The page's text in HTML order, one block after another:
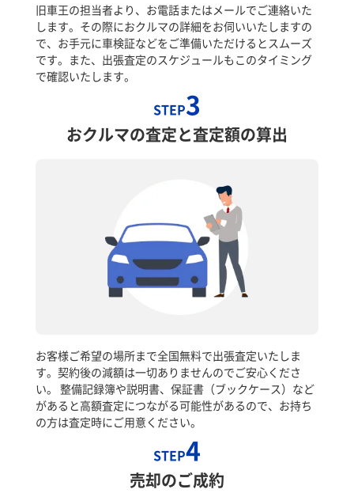
旧車王の担当者より、お電話またはメールでご連絡いた
します。その際におクルマの詳細をお伺いいたしますの
で、お手元に車検証などをご準備いただけるとスムーズ
です。また、出張査定のスケジュールもこのタイミング
で確認いたします。
STEP3
おクルマの査定と査定額の算出
お客様ご希望の場所まで全国無料で出張査定いたしま
す。契約後の減額は一切ありませんのでご安心くださ
い。 整備記録簿や説明書、保証書（ブックケース）など
があると高額査定につながる可能性があるので、お持ち
の方は査定時にご用意ください。
STEP4
売却のご成約